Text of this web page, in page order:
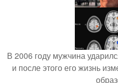
В 2006 году мужчина
и после этого его жизнь